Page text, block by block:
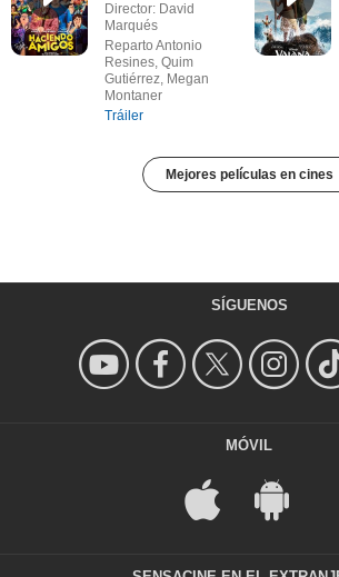
Director: David
Marqués
Reparto Antonio
Resines, Quim
Gutiérrez, Megan
Montaner
Tráiler
Mejores películas en cines
SÍGUENOS
MÓVIL